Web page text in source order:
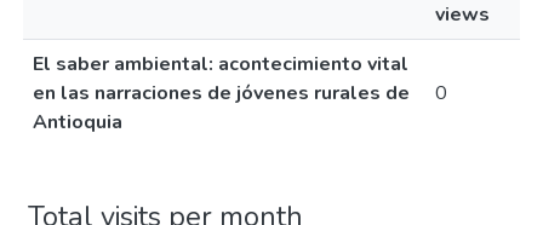
views
El saber ambiental: acontecimiento vital
en las narraciones de jóvenes rurales de
Antioquia
0
Total visits per month